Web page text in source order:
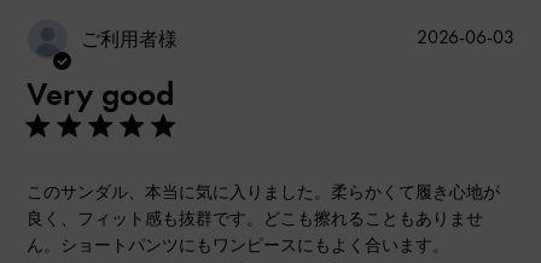
ご利用者様
Very good
このサンダル、本当に気に入りました。柔らかくて履き心地が
良く、フィット感も抜群です。どこも擦れることもありませ
ん。ショートパンツにもワンピースにもよく合います。
公
2026-06-03